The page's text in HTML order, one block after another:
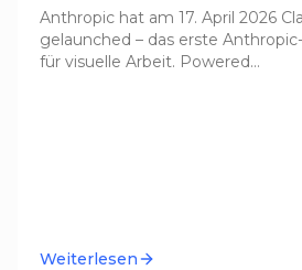
Tag $30 Mrd. Marktwert
Anthropic hat am 17. April 2026
gelaunched – das erste
für visuelle Arbeit. Powered…
Weiterlesen